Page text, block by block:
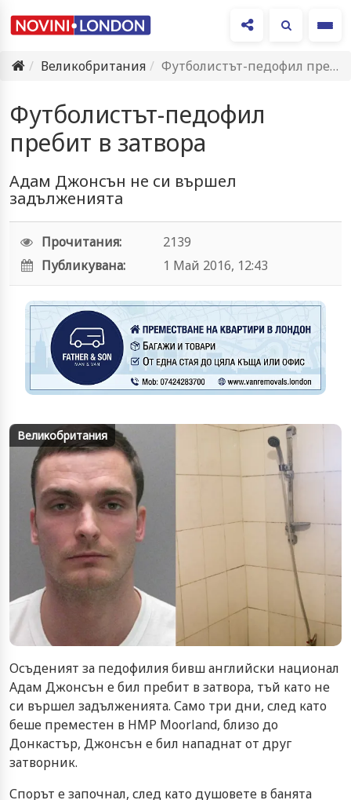
Великобритания
Футболистът-педофил пребит в затвора
Футболистът-педофил
пребит в затвора
Адам Джонсън не си вършел
задълженията
Прочитания:
2139
Публикувана:
1 Май 2016, 12:43
Великобритания
Осъденият за педофилия бивш английски национал
Адам Джонсън е бил пребит в затвора, тъй като не
си вършел задълженията. Само три дни, след като
беше преместен в HMP Moorland, близо до
Донкастър, Джонсън е бил нападнат от друг
затворник.
Спорът е започнал, след като душовете в банята